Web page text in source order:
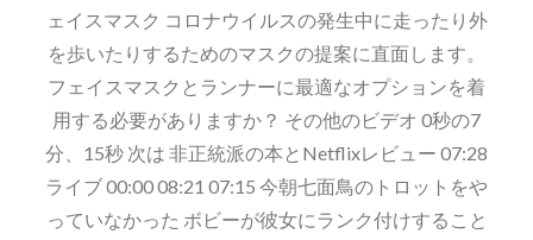
ェイスマスク コロナウイルスの発生中に走ったり外
を歩いたりするためのマスクの提案に直面します。
フェイスマスクとランナーに最適なオプションを着
用する必要がありますか？ その他のビデオ 0秒の7
分、15秒 次は 非正統派の本とNetflixレビュー 07:28
ライブ 00:00 08:21 07:15 今朝七面鳥のトロットをや
っていなかった ボビーが彼女にランク付けすること